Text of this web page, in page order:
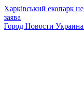
Харківський екопарк
заява
Город Новости Украина